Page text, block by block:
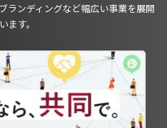
ランディングなど幅広い事業を展開
ます。